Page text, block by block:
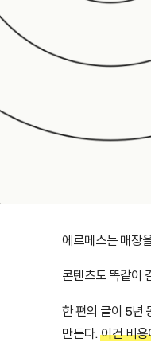
에르메스는 매장
콘텐츠도 똑같이
한 편의 글이 5년
만든다. 이건 비